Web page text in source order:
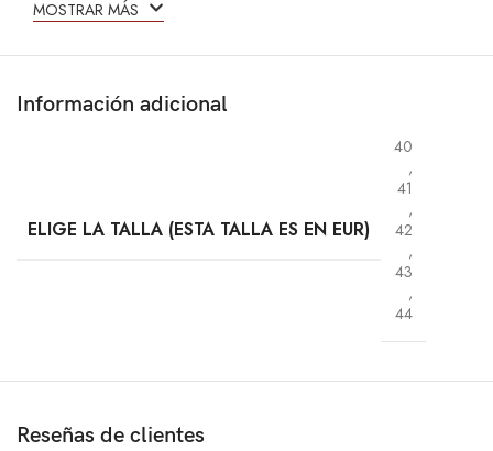
MOSTRAR MÁS
Información adicional
ELIGE LA TALLA (ESTA TALLA ES EN EUR)
40
,
41
,
42
,
43
,
44
Reseñas de clientes